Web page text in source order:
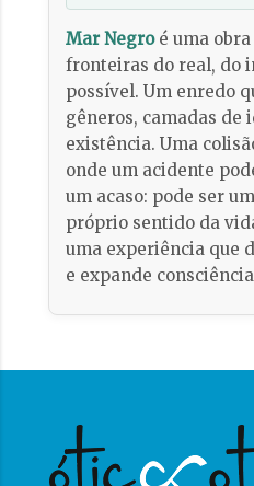
Mar Negroé uma obra
fronteiras do real, do
possível. Um enredo
gêneros, camadas de
existência. Uma
onde um acidente
um acaso: pode ser
próprio sentido da
uma experiência que
e expande